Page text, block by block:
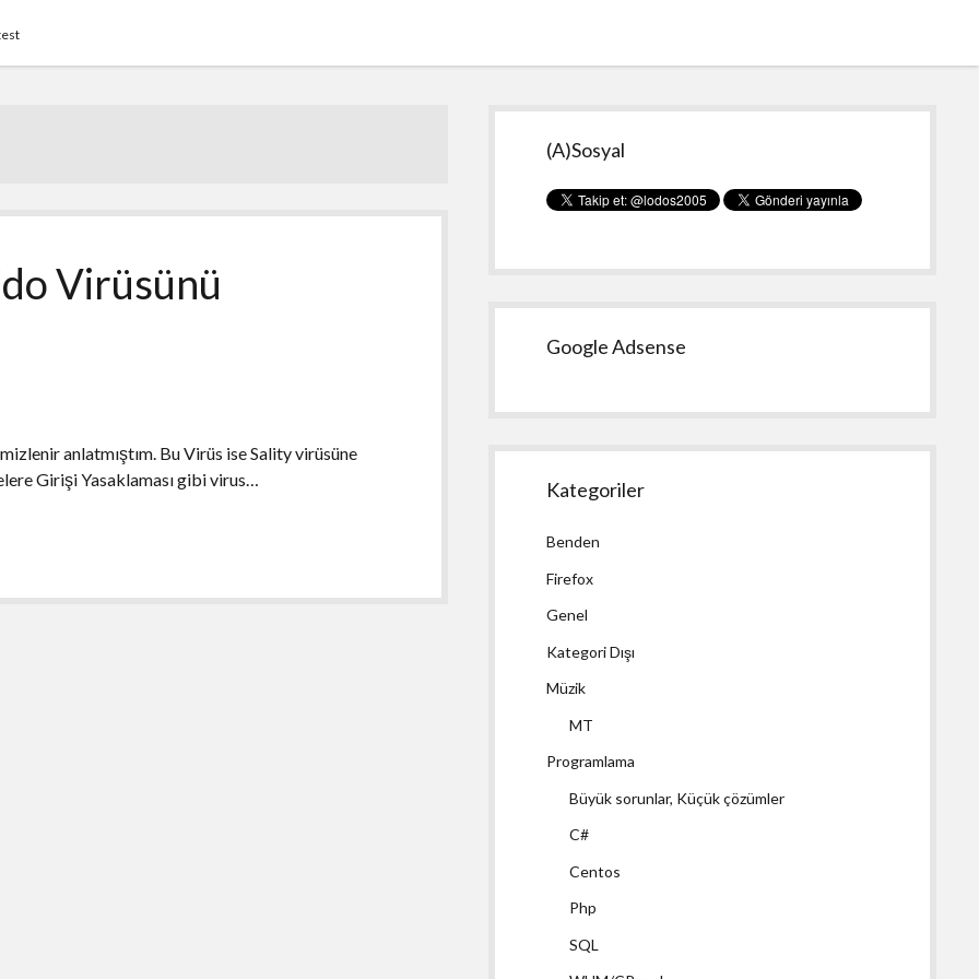
Virüsünü
anlatmıştım. Bu Virüs ise Sality virüsüne
Girişi Yasaklaması gibi virus…
Yan
Menü
(A)Sosyal
Google Adsense
Kategoriler
Benden
Firefox
Genel
Kategori Dışı
Müzik
MT
Programlama
Büyük sorunlar, Küçük çözümler
C#
Centos
Php
SQL